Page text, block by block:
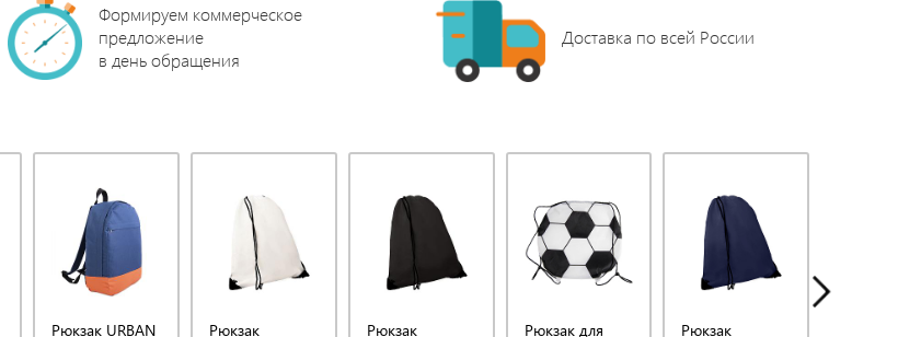
Формируем коммерческое
предложение
в день обращения
Доставка по всей России
Рюкзак URBAN
Рюкзак
Рюкзак
Рюкзак для
Рюкзак